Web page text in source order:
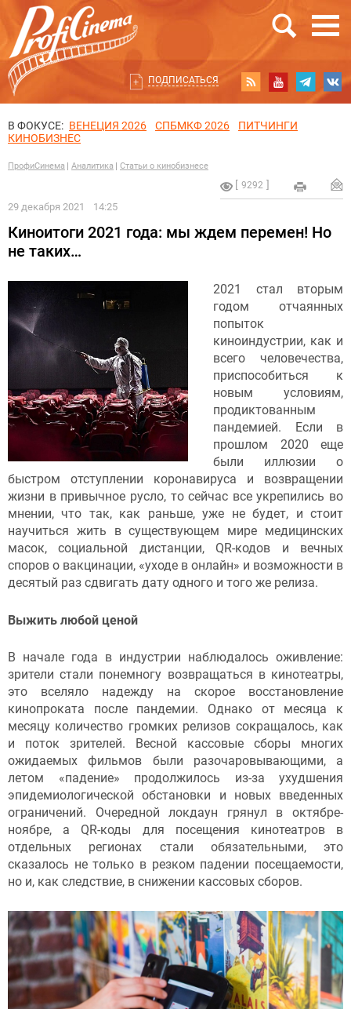
ПОДПИСАТЬСЯ
В ФОКУСЕ: ВЕНЕЦИЯ 2026 СПБМКФ 2026
ПИТЧИНГИ
КИНОБИЗНЕС
ПрофиСинема Аналитика Статьи о кинобизнесе
9292
29 декабря 2021 14:25
Киноитоги 2021 года: мы ждем перемен! Но
не таких…
2021 стал вторым
годом отчаянных
попыток
киноиндустрии, как и
всего человечества,
приспособиться к
новым условиям,
продиктованным
пандемией. Если в
прошлом 2020 еще
были иллюзии о
быстром отступлении коронавируса и возвращении
жизни в привычное русло, то сейчас все укрепились во
мнении, что так, как раньше, уже не будет, и стоит
научиться жить в существующем мире медицинских
масок, социальной дистанции, QR-кодов и вечных
споров о вакцинации, «уходе в онлайн» и возможности в
десятый раз сдвигать дату одного и того же релиза.
Выжить любой ценой
В начале года в индустрии наблюдалось оживление:
зрители стали понемногу возвращаться в кинотеатры,
это вселяло надежду на скорое восстановление
кинопроката после пандемии. Однако от месяца к
месяцу количество громких релизов сокращалось, как
и поток зрителей. Весной кассовые сборы многих
ожидаемых фильмов были разочаровывающими, а
летом «падение» продолжилось из-за ухудшения
эпидемиологической обстановки и новых введенных
ограничений. Очередной локдаун грянул в октябре-
ноябре, а QR-коды для посещения кинотеатров в
отдельных регионах стали обязательными, это
сказалось не только в резком падении посещаемости,
но и, как следствие, в снижении кассовых сборов.